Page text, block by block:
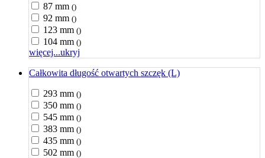
87 mm ()
92 mm ()
123 mm ()
104 mm ()
więcej...ukryj
Całkowita długość otwartych szczęk (L)
293 mm ()
350 mm ()
545 mm ()
383 mm ()
435 mm ()
502 mm ()